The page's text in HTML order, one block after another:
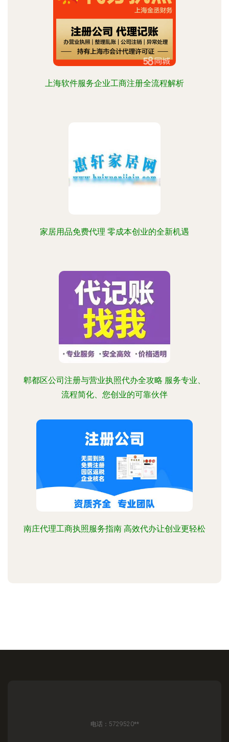
上海软件服务企业工商注册全流程解析
家居用品免费代理 零成本创业的全新机遇
郫都区公司注册与营业执照代办全攻略 服务专业、
流程简化、您创业的可靠伙伴
南庄代理工商执照服务指南 高效代办让创业更轻松
电话：5729520**